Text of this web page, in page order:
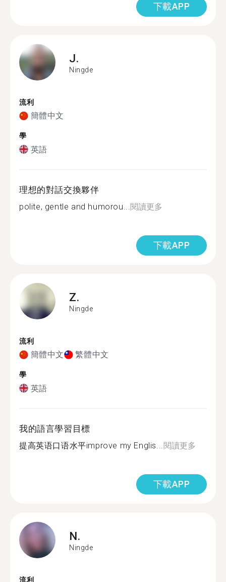
下載APP
J.
Ningde
流利
簡體中文
學
英語
理想的對話交換夥伴
polite, gentle and humorou... 閱讀更多
下載APP
Z.
Ningde
流利
簡體中文 繁體中文
學
英語
我的語言學習目標
提高英语口语水平improve my Englis... 閱讀更多
下載APP
N.
Ningde
流利